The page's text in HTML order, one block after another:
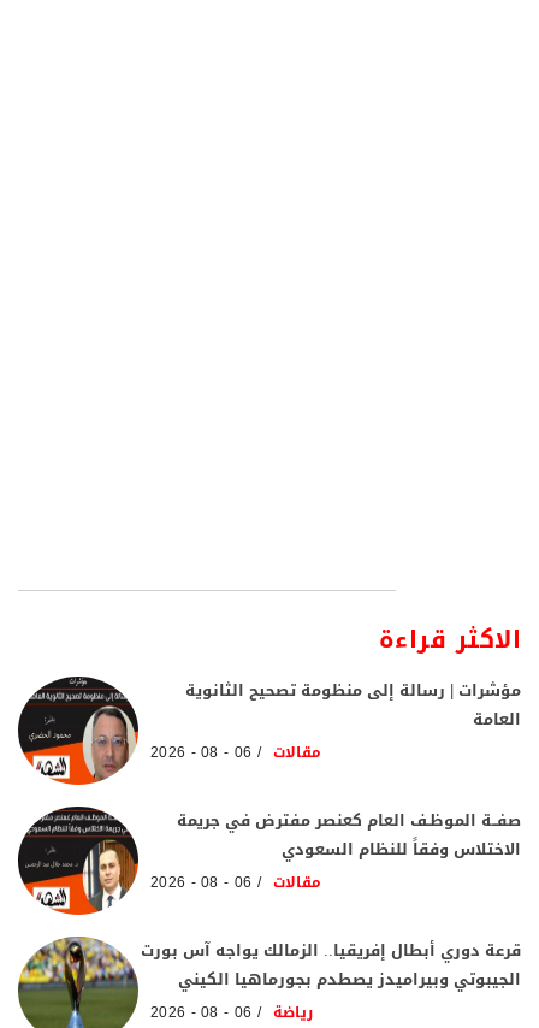
الاكثر قراءة
مؤشرات | رسالة إلى منظومة تصحيح الثانوية
العامة
مقالات 06 - 08 - 2026
صفــة الموظـف العام كعنصر مفترض في جريمة
الاختلاس وفقاً للنظام السعودي
مقالات 06 - 08 - 2026
قرعة دوري أبطال إفريقيا.. الزمالك يواجه آس بورت
الجيبوتي وبيراميدز يصطدم بجورماهيا الكيني
رياضة 06 - 08 - 2026